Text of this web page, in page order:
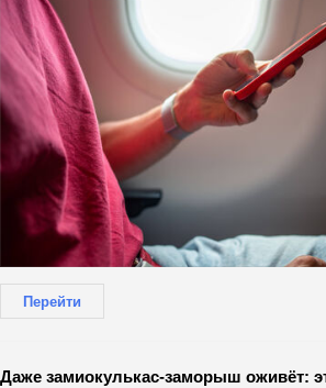
Перейти
Даже замиокулькас-заморыш оживёт: